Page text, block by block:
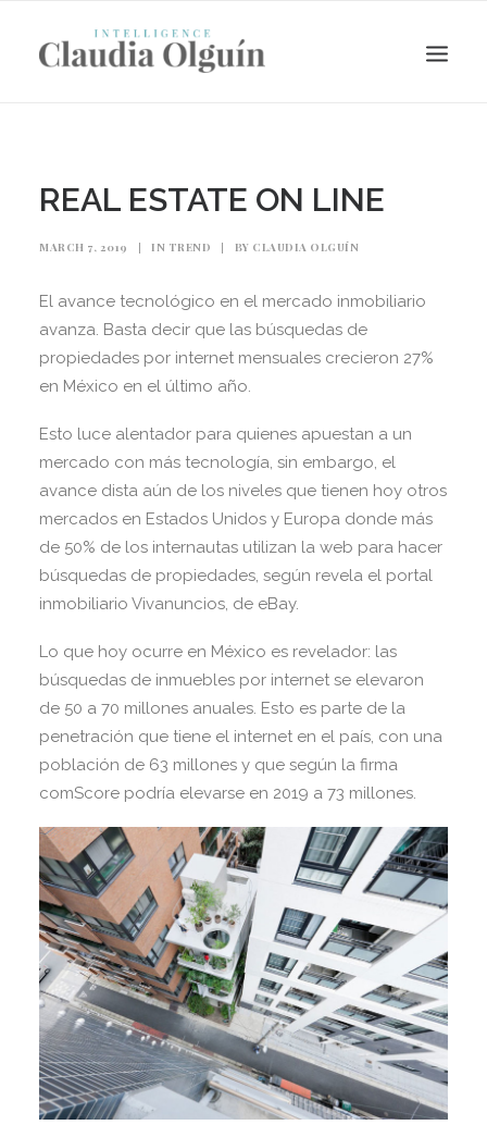
Search
REAL ESTATE ON LINE
MARCH 7, 2019 | IN TREND | BY CLAUDIA OLGUÍN
El avance tecnológico en el mercado inmobiliario
avanza. Basta decir que las búsquedas de
propiedades por internet mensuales crecieron 27%
en México en el último año.
Esto luce alentador para quienes apuestan a un
mercado con más tecnología, sin embargo, el
avance dista aún de los niveles que tienen hoy otros
mercados en Estados Unidos y Europa donde más
de 50% de los internautas utilizan la web para hacer
búsquedas de propiedades, según revela el portal
inmobiliario Vivanuncios, de eBay.
Lo que hoy ocurre en México es revelador: las
búsquedas de inmuebles por internet se elevaron
de 50 a 70 millones anuales. Esto es parte de la
penetración que tiene el internet en el país, con una
población de 63 millones y que según la firma
comScore podría elevarse en 2019 a 73 millones.